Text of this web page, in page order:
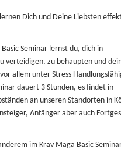
Dich und Deine Liebsten
Seminar lernst du, dich in
verteidigen, zu behaupten und
allem unter Stress
dauert 3 Stunden, es findet in
an unseren Standorten in
Anfänger aber auch
im Krav Maga Basic